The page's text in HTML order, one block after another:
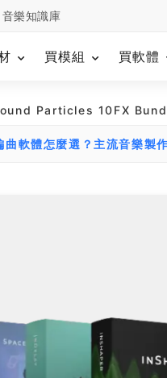
音樂知識庫
買模組 買軟體
Particles 10FX
曲軟體怎麼選？主流音樂製